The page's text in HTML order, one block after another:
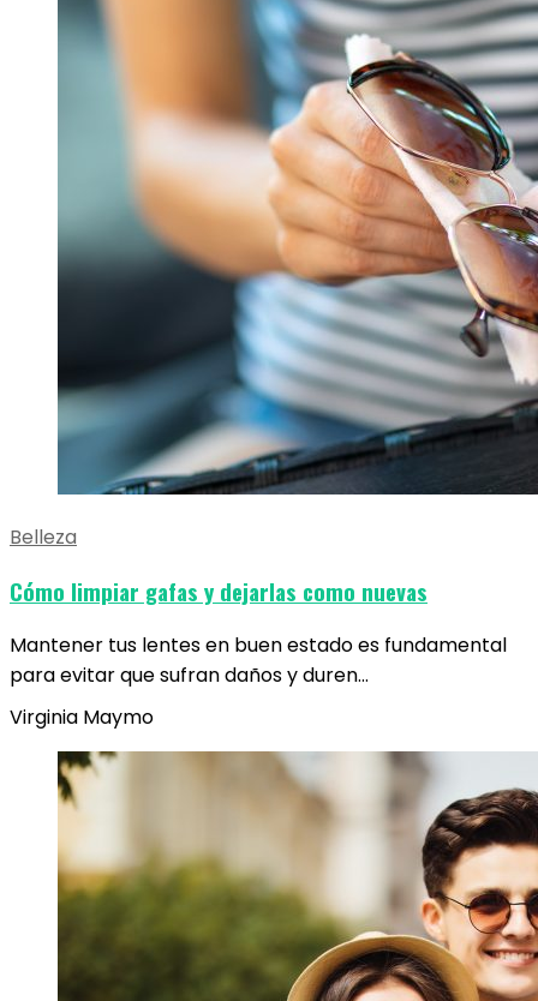
Belleza
Cómo limpiar gafas y dejarlas como nuevas
Mantener tus lentes en buen estado es fundamental
para evitar que sufran daños y duren…
Virginia Maymo